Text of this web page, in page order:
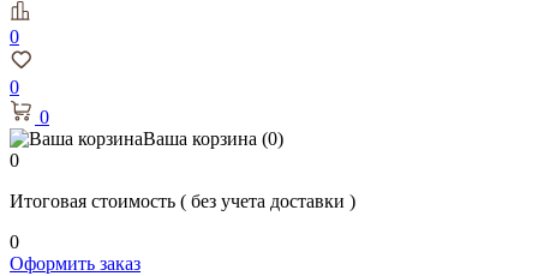
0
0
0
Ваша корзина (0)
0
Итоговая стоимость ( без учета доставки )
0
Оформить заказ